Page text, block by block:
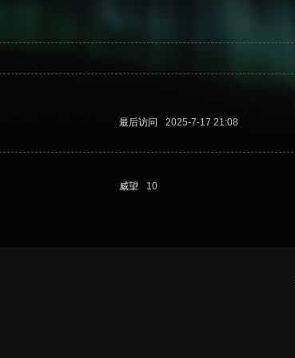
最后访问 2025-7-17 21:08
威望 10